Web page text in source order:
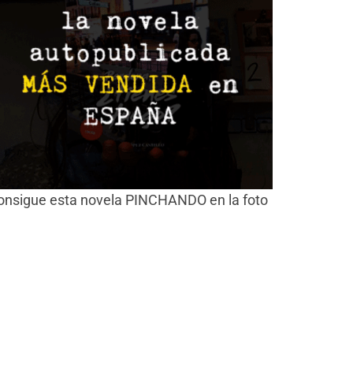
esta novela PINCHANDO en la foto